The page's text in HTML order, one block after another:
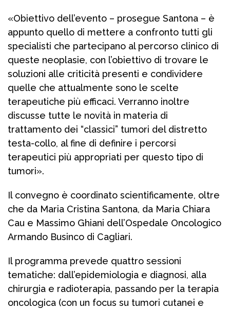
«Obiettivo dell’evento – prosegue Santona – è
appunto quello di mettere a confronto tutti gli
specialisti che partecipano al percorso clinico di
queste neoplasie, con l’obiettivo di trovare le
soluzioni alle criticità presenti e condividere
quelle che attualmente sono le scelte
terapeutiche più efficaci. Verranno inoltre
discusse tutte le novità in materia di
trattamento dei “classici” tumori del distretto
testa-collo, al fine di definire i percorsi
terapeutici più appropriati per questo tipo di
tumori».
Il convegno è coordinato scientificamente, oltre
che da Maria Cristina Santona, da Maria Chiara
Cau e Massimo Ghiani dell’Ospedale Oncologico
Armando Businco di Cagliari.
Il programma prevede quattro sessioni
tematiche: dall’epidemiologia e diagnosi, alla
chirurgia e radioterapia, passando per la terapia
oncologica (con un focus su tumori cutanei e